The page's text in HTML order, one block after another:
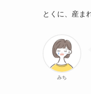
とくに、産ま
みち